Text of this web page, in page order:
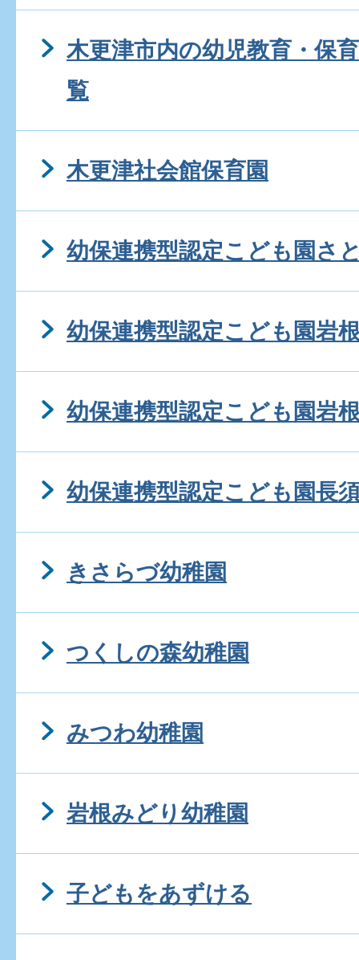
木更津市内の幼児教育・保
覧
木更津社会館保育園
幼保連携型認定こども園さ
幼保連携型認定こども園岩
幼保連携型認定こども園岩
幼保連携型認定こども園長
きさらづ幼稚園
つくしの森幼稚園
みつわ幼稚園
岩根みどり幼稚園
子どもをあずける